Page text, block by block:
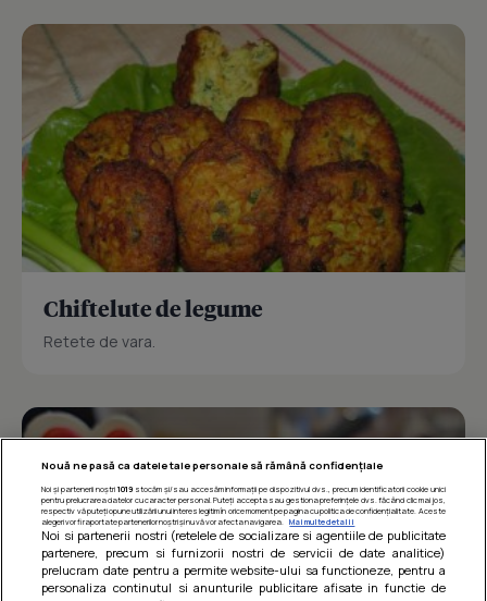
Chiftelute de legume
Retete de vara.
Nouă ne pasă ca datele tale personale să rămână confidențiale
Noi și partenerii noștri 1019stocăm și/sau accesăm informații pe dispozitivul dvs., precum identificatorii cookie unici
pentru prelucrarea datelor cu caracter personal. Puteți accepta sau gestiona preferințele dvs. făcând clic mai jos,
respectiv vă puteți opune utilizării unui interes legitim în orice moment pe pagina cu politica de confidențialitate. Aceste
alegeri vor fi raportate partenerilor noștri și nu vă vor afecta navigarea.
Mai multe detalii
Noi si partenerii nostri (retelele de socializare si agentiile de publicitate
partenere, precum si furnizorii nostri de servicii de date analitice)
prelucram date pentru a permite website-ului sa functioneze, pentru a
personaliza continutul si anunturile publicitare afisate in functie de